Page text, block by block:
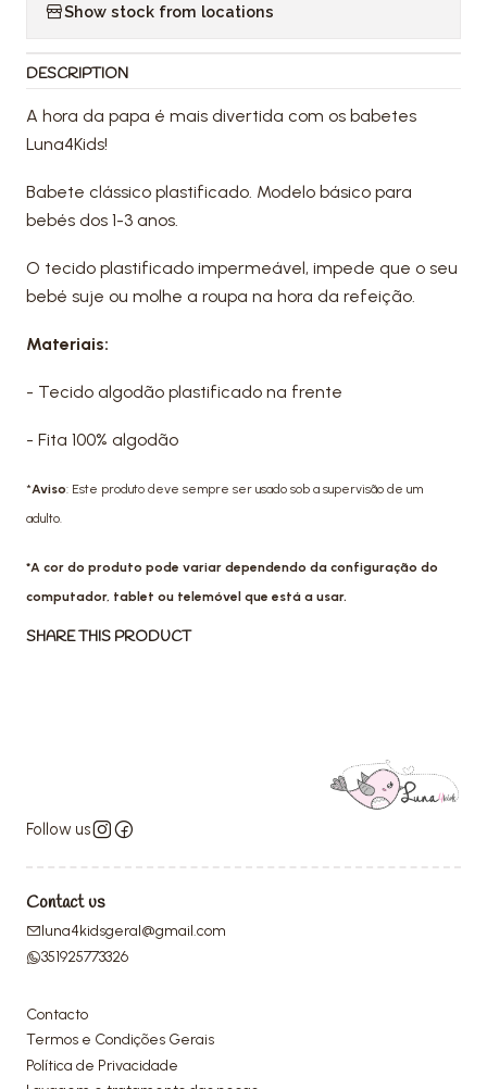
Show stock from locations
DESCRIPTION
A hora da papa é mais divertida com os babetes
Luna4Kids!
Babete clássico plastificado. Modelo básico para
bebés dos 1-3 anos.
O tecido plastificado impermeável, impede que o seu
bebé suje ou molhe a roupa na hora da refeição.
Materiais:
- Tecido algodão plastificado na frente
- Fita 100% algodão
*Aviso: Este produto deve sempre ser usado sob a supervisão de um
adulto.
*A cor do produto pode variar dependendo da configuração do
computador, tablet ou telemóvel que está a usar.
SHARE THIS PRODUCT
Follow us
Contact us
luna4kidsgeral@gmail.com
351925773326
Contacto
Termos e Condições Gerais
Política de Privacidade